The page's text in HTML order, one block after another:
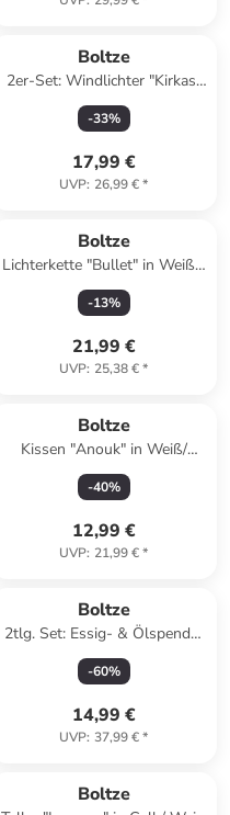
Boltze
2er-Set: Windlichter "Kirkas"
in Grün
-33%
17,99 €
UVP: 26,99 €*
Boltze
Lichterkette "Bullet" in Weiß -
(L)700 cm
-13%
21,99 €
UVP: 25,38 €*
Boltze
Kissen "Anouk" in Weiß/
Grün/ Pink - (L)45 x (B)45 cm
-40%
12,99 €
UVP: 21,99 €*
Boltze
2tlg. Set: Essig- & Ölspender
"Jonah" in Weiß/ Schwarz -
380 ml
-60%
14,99 €
UVP: 37,99 €*
Boltze